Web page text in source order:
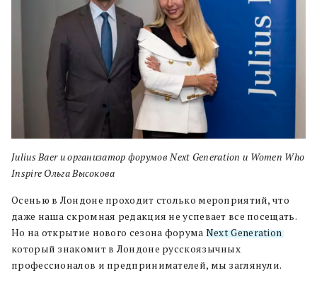
Julius Baer и организатор форумов Next Generation и Women Who
Inspire Ольга Высокова
Осенью в Лондоне проходит столько мероприятий, что
даже наша скромная редакция не успевает все посещать.
Но на открытие нового сезона форума Next Generation,
который знакомит в Лондоне русскоязычных
профессионалов и предпринимателей, мы заглянули.